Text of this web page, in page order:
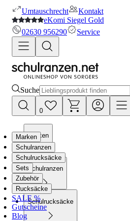
Umtauschrecht
Kontakt
eKomi Siegel Gold
02630 956290
Service
Suche
0
Marken
Schulranzen
Schulrucksäcke
Marken
Schulranzen
Schulrucksäcke
Sets
Zubehör
Rucksäcke
SALE %
Gutscheine
Blog